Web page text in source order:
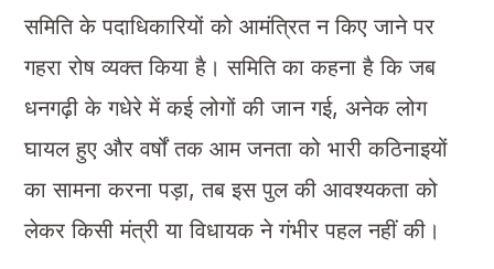
समिति के पदाधिकारियों को आमंत्रित न किए जाने पर
गहरा रोष व्यक्त किया है। समिति का कहना है कि जब
धनगढ़ी के गधेरे में कई लोगों की जान गई, अनेक लोग
घायल हुए और वर्षों तक आम जनता को भारी कठिनाइयों
का सामना करना पड़ा, तब इस पुल की आवश्यकता को
लेकर किसी मंत्री या विधायक ने गंभीर पहल नहीं की।